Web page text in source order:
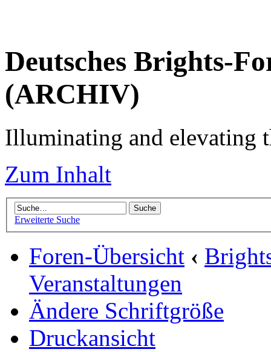
Deutsches Brights-
(ARCHIV)
Illuminating and elevating
Zum Inhalt
Erweiterte Suche
Foren-Übersicht ‹
Veranstaltungen
Ändere Schriftgröße
Druckansicht